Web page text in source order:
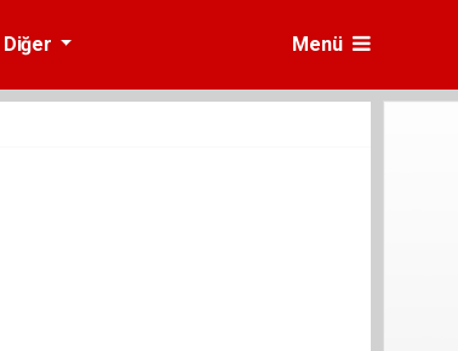
Diğer Menü